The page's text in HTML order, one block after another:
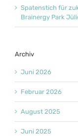
Spatenstich für
Brainergy Park
Archiv
Juni 2026
Februar 2026
August 2025
Juni 2025